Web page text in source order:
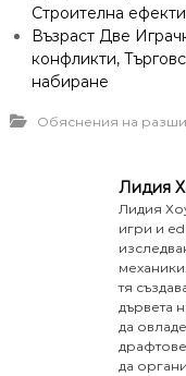
Строителна
Възраст Две
конфликти,
набиране
Обяснения на
Лидия
Лидия
игри и
тя
дървета
да
да